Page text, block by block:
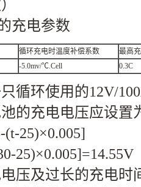
充电参数
循环充电时温度补偿系数
最高
-5.0mv/℃.Cell 0.3C
循环使用的12V/
的充电电压应设置
(t-25)×0.005]
25)×0.005]=14.55V
压及过长的充电时